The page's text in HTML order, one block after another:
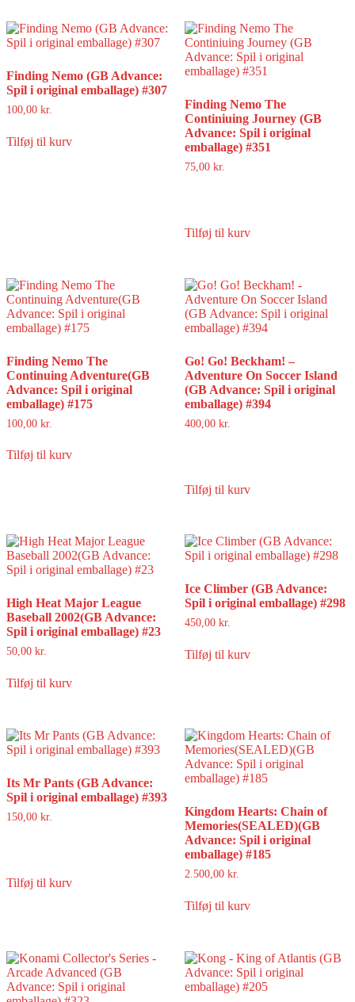
Finding Nemo (GB Advance:
Spil i original emballage) #307
100,00 kr.
Tilføj til kurv
Finding Nemo The
Continiuing Journey (GB
Advance: Spil i original
emballage) #351
75,00 kr.
Tilføj til kurv
Finding Nemo The
Continuing Adventure(GB
Advance: Spil i original
emballage) #175
100,00 kr.
Tilføj til kurv
Go! Go! Beckham! –
Adventure On Soccer Island
(GB Advance: Spil i original
emballage) #394
400,00 kr.
Tilføj til kurv
High Heat Major League
Baseball 2002(GB Advance:
Spil i original emballage) #23
50,00 kr.
Tilføj til kurv
Ice Climber (GB Advance:
Spil i original emballage) #298
450,00 kr.
Tilføj til kurv
Its Mr Pants (GB Advance:
Spil i original emballage) #393
150,00 kr.
Tilføj til kurv
Kingdom Hearts: Chain of
Memories(SEALED)(GB
Advance: Spil i original
emballage) #185
2.500,00 kr.
Tilføj til kurv